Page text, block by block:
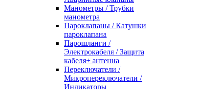
Манометры / Трубки
манометра
Пароклапаны / Катушки
пароклапана
Парошланги /
Электрокабеля / Защита
кабеля+ антенна
Переключатели /
Микропереключатели /
Индикаторы